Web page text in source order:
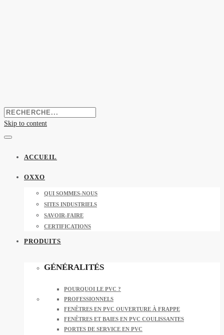
Skip to content
ACCUEIL
OXXO
QUI SOMMES-NOUS
SITES INDUSTRIELS
SAVOIR-FAIRE
CERTIFICATIONS
PRODUITS
GÉNÉRALITÉS
POURQUOI LE PVC ?
PROFESSIONNELS
FENÊTRES EN PVC OUVERTURE À FRAPPE
FENÊTRES ET BAIES EN PVC COULISSANTES
PORTES DE SERVICE EN PVC